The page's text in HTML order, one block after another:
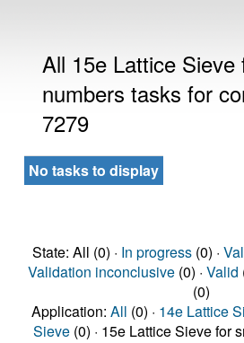
All 15e Lattice Sieve
numbers tasks for
7279
No tasks to display
State: All (0) · In progress(0) ·
Validation inconclusive(0) · Valid
(0)
Application: All (0) · 14e Lattice
Sieve (0) · 15e Lattice Sieve for